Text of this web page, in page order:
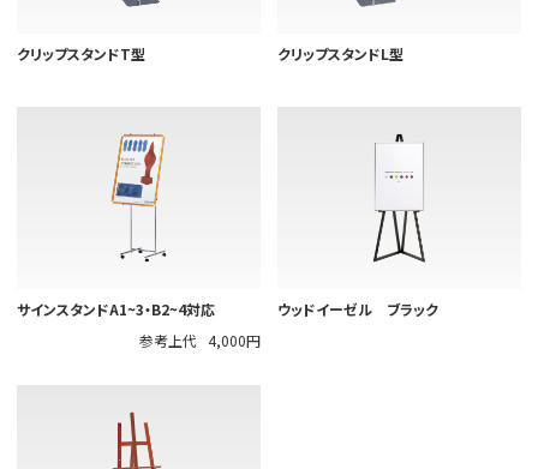
クリップスタンドT型 クリップスタンドL型
サインスタンドA1~3・B2~4対応
参考上代 4,000円
ウッドイーゼル ブラック